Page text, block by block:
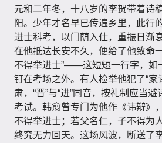
元和二年冬，十八岁的李贺带着诗
阳。少年才名早已传遍乡里，此行
进士科考，以门荫入仕，重振日渐
在他抵达长安不久，便给了他致命
不得举进士”——这短短一行字，如
钉在考场之外。有人检举他犯了“家
肃，“晋”与“进”同音，按礼制应当
考试。韩愈曾专门为他作《讳辩》
不得举进士；若父名仁，子不得为
终究无力回天。这场风波，断送了